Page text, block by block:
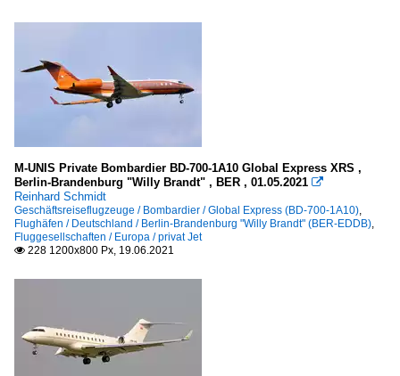
M-UNIS Private Bombardier BD-700-1A10 Global Express XRS ,
Berlin-Brandenburg "Willy Brandt" , BER , 01.05.2021 
Reinhard Schmidt
Geschäftsreiseflugzeuge / Bombardier / Global Express (BD-700-1A10),
Flughäfen / Deutschland / Berlin-Brandenburg "Willy Brandt" (BER-EDDB),
Fluggesellschaften / Europa / privat Jet
 228 1200x800 Px, 19.06.2021